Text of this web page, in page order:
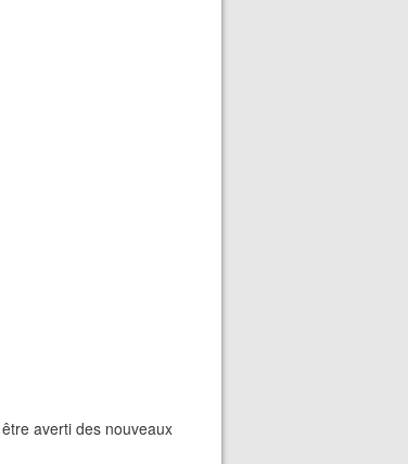
averti des nouveaux